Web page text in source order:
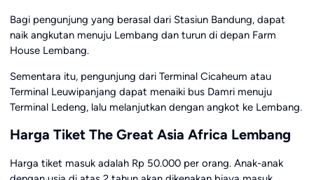
Bagi pengunjung yang berasal dari Stasiun Bandung, dapat
naik angkutan menuju Lembang dan turun di depan Farm
House Lembang.
Sementara itu, pengunjung dari Terminal Cicaheum atau
Terminal Leuwipanjang dapat menaiki bus Damri menuju
Terminal Ledeng, lalu melanjutkan dengan angkot ke Lembang.
Harga Tiket The Great Asia Africa Lembang
Harga tiket masuk adalah Rp 50.000 per orang. Anak-anak